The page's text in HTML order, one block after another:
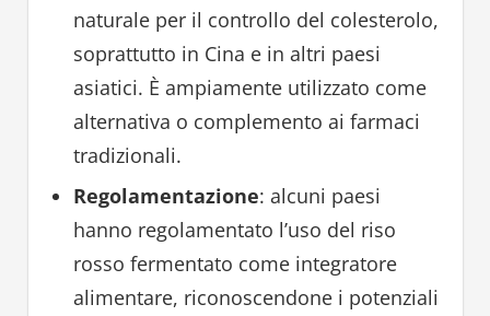
naturale per il controllo del colesterolo,
soprattutto in Cina e in altri paesi
asiatici. È ampiamente utilizzato come
alternativa o complemento ai farmaci
tradizionali.
Regolamentazione: alcuni paesi
hanno regolamentato l’uso del riso
rosso fermentato come integratore
alimentare, riconoscendone i potenziali